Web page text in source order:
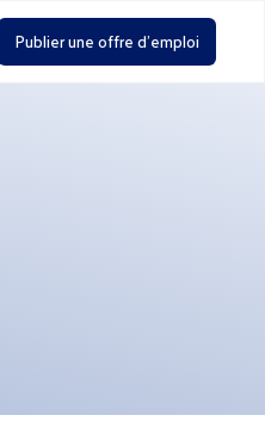
Publier une offre d'emploi